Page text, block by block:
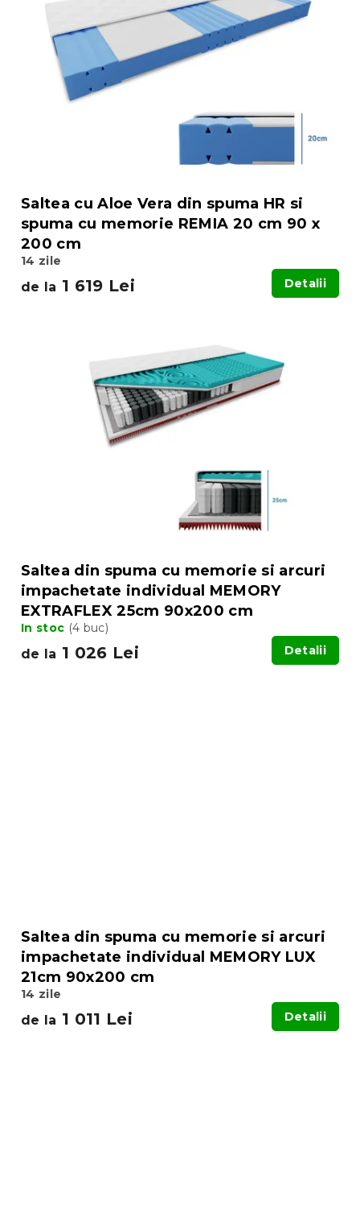
Saltea cu Aloe Vera din spuma HR si
spuma cu memorie REMIA 20 cm 90 x
200 cm
14 zile
de la 1 619 Lei Detalii
Saltea din spuma cu memorie si arcuri
impachetate individual MEMORY
EXTRAFLEX 25cm 90x200 cm
In stoc (4 buc)
de la 1 026 Lei Detalii
Saltea din spuma cu memorie si arcuri
impachetate individual MEMORY LUX
21cm 90x200 cm
14 zile
de la 1 011 Lei Detalii